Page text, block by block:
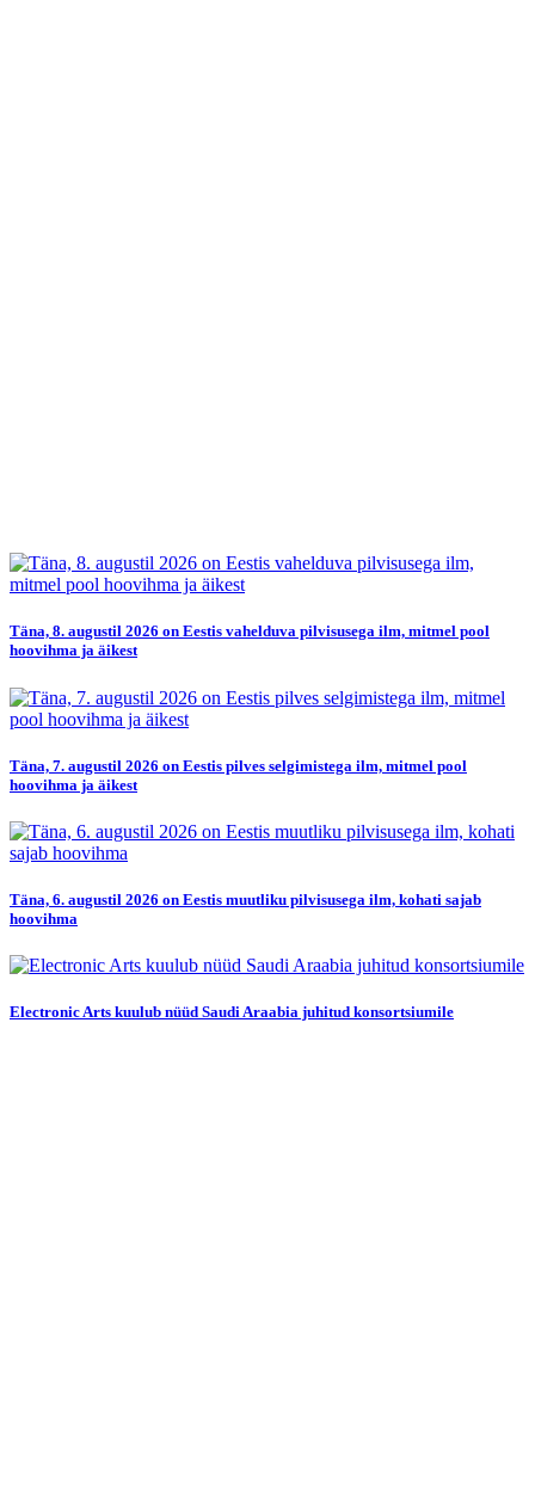
Täna, 8. augustil 2026 on Eestis vahelduva pilvisusega ilm, mitmel pool
hoovihma ja äikest
Täna, 7. augustil 2026 on Eestis pilves selgimistega ilm, mitmel pool
hoovihma ja äikest
Täna, 6. augustil 2026 on Eestis muutliku pilvisusega ilm, kohati sajab
hoovihma
Electronic Arts kuulub nüüd Saudi Araabia juhitud konsortsiumile